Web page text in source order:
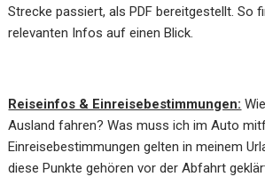
Strecke passiert, als PDF bereitgestellt. So
relevanten Infos auf einen Blick.
Reiseinfos & Einreisebestimmungen:
Ausland fahren? Was muss ich im Auto
Einreisebestimmungen gelten in meinem
diese Punkte gehören vor der Abfahrt